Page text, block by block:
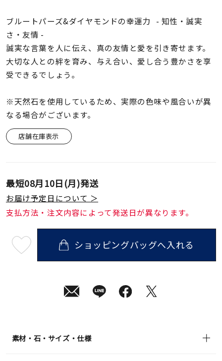
ブルートパーズ&ダイヤモンドの幸運力 - 知性・誠実
さ・友情 -
誠実な言葉を人に伝え、真の友情と愛を引き寄せます。
大切な人との絆を育み、与え合い、愛し合う豊かさを享
受できるでしょう。
※天然石を使用しているため、実際の色味や風合いが異
なる場合がございます。
店舗在庫表示
最短08月10日(月)発送
お届け予定日について ＞
支払方法・注文内容によって発送日が異なります。
08
ショッピングバッグへ入れる
素材・石・サイズ・仕様